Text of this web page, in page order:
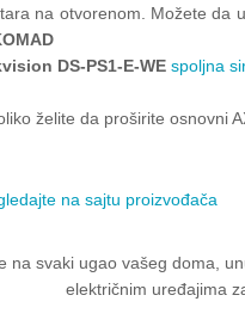
na otvorenom. Možete da
DS-PS1-E-WE spoljna
želite da proširite osnovni
na sajtu proizvođača
na svaki ugao vašeg doma,
električnim uređajima